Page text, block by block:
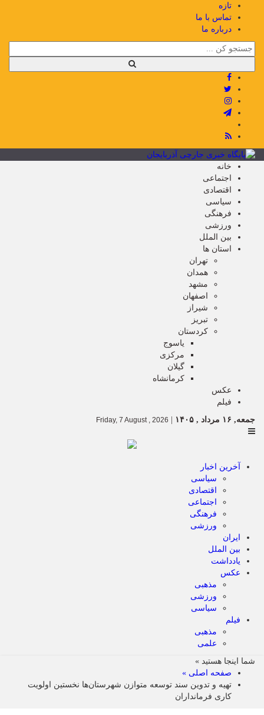
تازه
تماس با ما
درباره ما
خانه
اجتماعی
اقتصادی
سیاسی
فرهنگی
ورزشی
بین الملل
استان ها
تهران
همدان
مشهد
اصفهان
شیراز
تبریز
کردستان
یاسوج
مرکزی
گیلان
کرمانشاه
عکس
فیلم
جمعه, ۱۶ مرداد , ۱۴۰۵
Friday, 7 August , 2026
آخرین اخبار
سیاسی
اقتصادی
اجتماعی
فرهنگی
ورزشی
ایران
بین الملل
یادداشت
عکس
مذهبی
ورزشی
سیاسی
فیلم
مذهبی
علمی
شما اینجا هستید »
صفحه اصلی »
تهیه و تدوین سند توسعه متوازن شهرستان‌ها نخستین اولویت
کاری فرمانداران